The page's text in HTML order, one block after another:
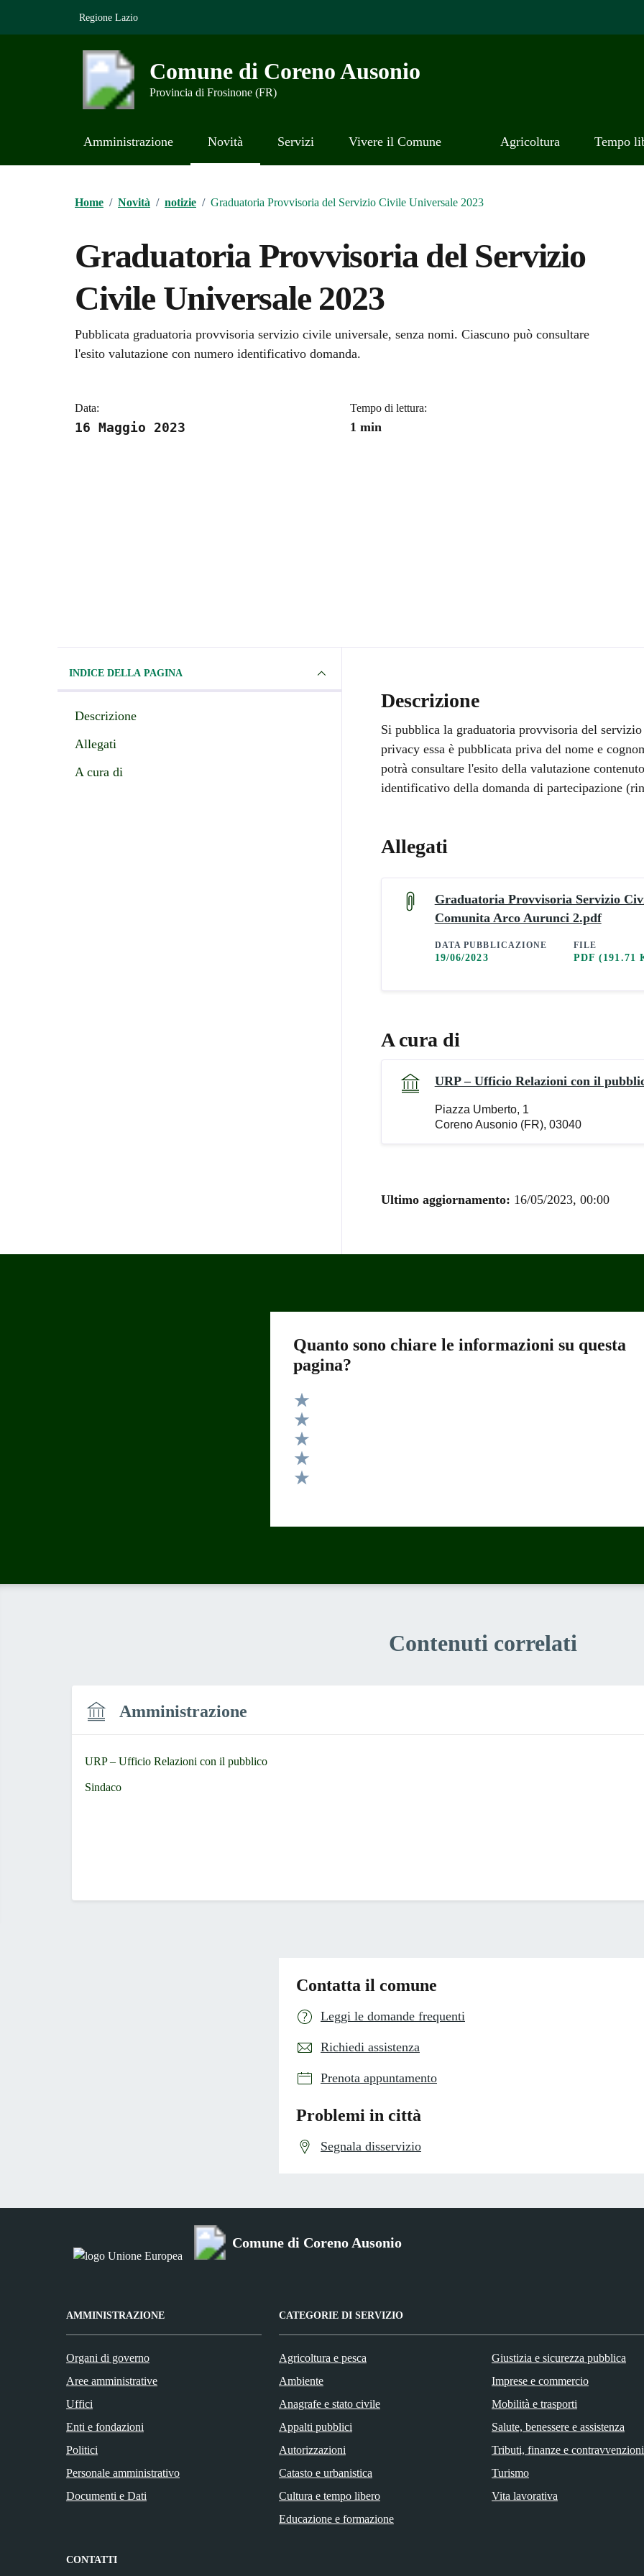
Regione Lazio
Comune di Coreno Ausonio
Provincia di Frosinone (FR)
Amministrazione Novità Servizi Vivere il Comune Agricoltura Tempo
Home / Novità / notizie / Graduatoria Provvisoria del Servizio Civile Universale 2023
Graduatoria Provvisoria del Servizio
Civile Universale 2023
Dettagli della notizia
Pubblicata graduatoria provvisoria servizio civile universale, senza nomi. Ciascuno può consultare
l'esito valutazione con numero identificativo domanda.
Data:
16 Maggio 2023
Tempo di lettura:
1 min
INDICE DELLA PAGINA
Descrizione
Allegati
A cura di
Descrizione
Si pubblica la graduatoria provvisoria del
privacy essa è pubblicata priva del nome e
potrà consultare l'esito della valutazione
identificativo della domanda di partecipazione
Allegati
Graduatoria Provvisoria Servizio
Comunita Arco Aurunci 2.pdf
DATA PUBBLICAZIONE
19/06/2023
FILE
PDF(191.71
A cura di
URP – Ufficio Relazioni con il
Piazza Umberto, 1
Coreno Ausonio (FR), 03040
Ultimo aggiornamento: 16/05/2023, 00:00
Quanto sono chiare le informazioni su questa
pagina?
Valuta 5 stelle su 5
Valuta 4 stelle su 5
Valuta 3 stelle su 5
Valuta 2 stelle su 5
Contenuti correlati
Amministrazione
URP – Ufficio Relazioni con il pubblico
Sindaco
Contatta il comune
Leggi le domande frequenti
Richiedi assistenza
Prenota appuntamento
Problemi in città
Segnala disservizio
Comune di Coreno Ausonio
AMMINISTRAZIONE
Organi di governo
Aree amministrative
Uffici
Enti e fondazioni
Politici
Personale amministrativo
Documenti e Dati
CATEGORIE DI SERVIZIO
Agricoltura e pesca
Ambiente
Anagrafe e stato civile
Appalti pubblici
Autorizzazioni
Catasto e urbanistica
Cultura e tempo libero
Educazione e formazione
Giustizia e sicurezza pubblica
Imprese e commercio
Mobilità e trasporti
Salute, benessere e assistenza
Tributi, finanze e contravvenzioni
Turismo
Vita lavorativa
CONTATTI